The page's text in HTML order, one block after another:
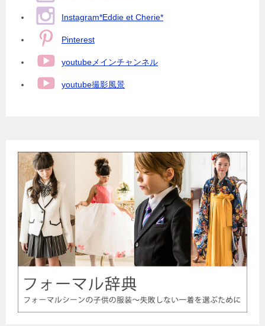
Instagram*Eddie et Cherie*
Pinterest
youtubeメインチャンネル
youtube撮影風景